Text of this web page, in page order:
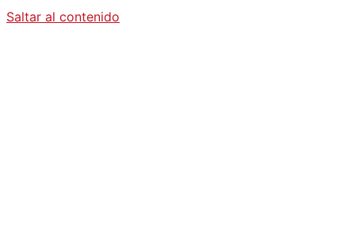
Saltar al contenido